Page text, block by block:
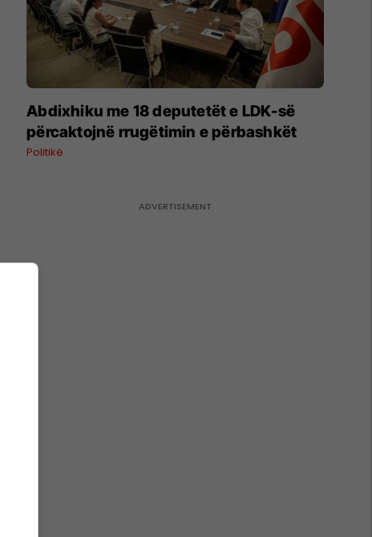
Abdixhiku me 18 deputetët e LDK-së
përcaktojnë rrugëtimin e përbashkët
Politikë